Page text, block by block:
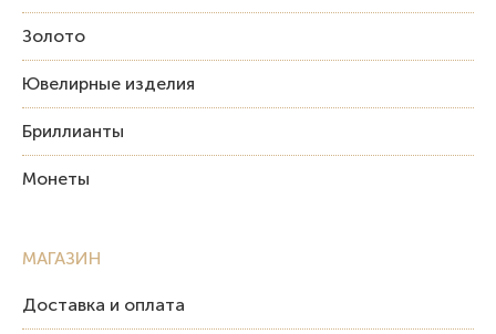
Золото
Ювелирные изделия
Бриллианты
Монеты
МАГАЗИН
Доставка и оплата